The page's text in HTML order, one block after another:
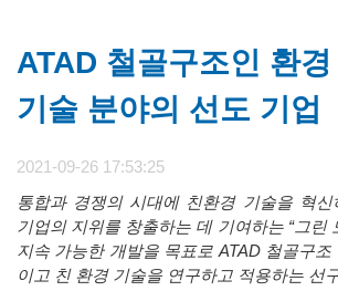
ATAD 철골구조인 환
기술 분야의 선도 기업
2021-09-26 17:53:25
통합과 경쟁의 시대에 친환경 기술을 혁신
기업의 지위를 창출하는 데 기여하는“그린
지속 가능한 개발을 목표로 ATAD 철골구조
이고 친 환경 기술을 연구하고 적용하는 선